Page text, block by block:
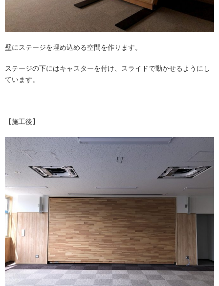
壁にステージを埋め込める空間を作ります。
ステージの下にはキャスターを付け、スライドで動かせるようにし
ています。
【施工後】